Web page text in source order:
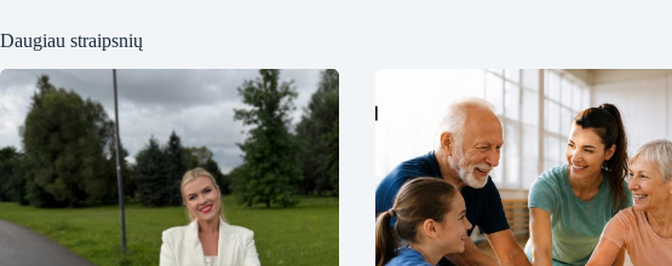
Daugiau straipsnių